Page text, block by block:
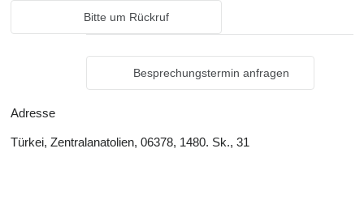
Bitte um Rückruf
Besprechungstermin anfragen
Adresse
Türkei, Zentralanatolien, 06378, 1480. Sk., 31